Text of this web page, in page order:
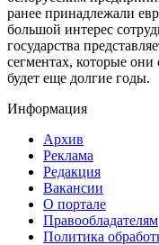
ранее принадлежали
большой интерес
государства
сегментах, которые они
будет еще долгие годы.
Информация
Архив
Реклама
Редакция
Вакансии
О портале
Правообладателям
Политика